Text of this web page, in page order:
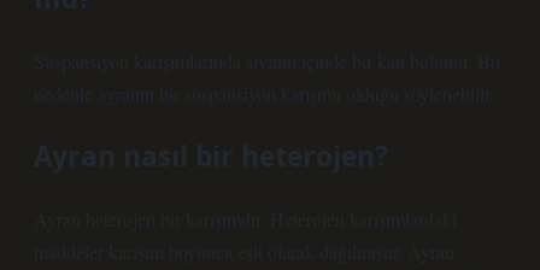
Süspansiyon karışımlarında sıvının içinde bir katı bulunur. Bu
nedenle ayranın bir süspansiyon karışımı olduğu söylenebilir.
Ayran nasıl bir heterojen?
Ayran heterojen bir karışımdır. Heterojen karışımlardaki
maddeler karışım boyunca eşit olarak dağılmıştır. Ayran